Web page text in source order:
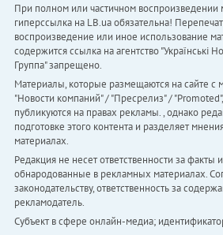
При полном или частичном воспроизведении
гиперссылка на LB.ua обязательна!
воспроизведение или иное использование
содержится ссылка на агентство "Українськi
Группа" запрещено.
Материалы, которые размещаются на сайте с
"Новости компаний" / "Пресрелиз" /
публикуются на правах рекламы. , однако
подготовке этого контента и разделяет
материалах.
Редакция не несет ответственности за
обнародованные в рекламных материалах.
законодательству, ответственность за
рекламодатель.
Субъект в сфере онлайн-медиа;